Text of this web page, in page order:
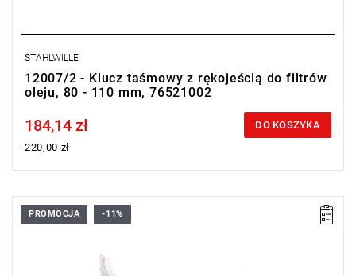
STAHLWILLE
12007/2 - Klucz taśmowy z rękojeścią do filtrów
oleju, 80 - 110 mm, 76521002
Price tax included
184,14 zł
220,00 zł
DO KOSZYKA
PROMOCJA -11%